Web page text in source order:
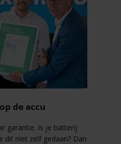
de accu
garantie. Is je batterij
dit niet zelf gedaan? Dan